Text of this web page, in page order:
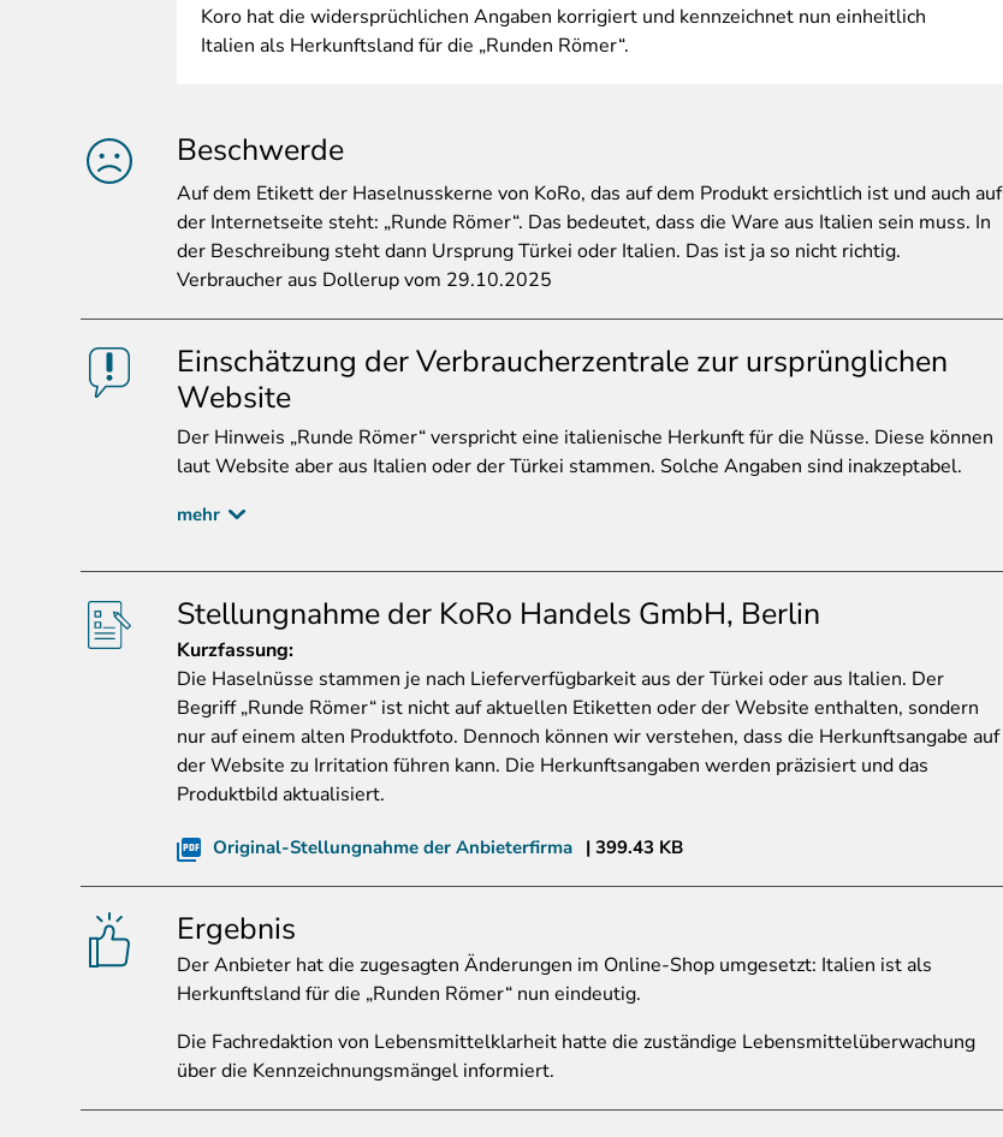
Koro hat die widersprüchlichen Angaben korrigiert und kennzeichnet nun einheitlich
Italien als Herkunftsland für die „Runden Römer“.
Beschwerde
Aufdem Etikett der Haselnusskerne von KoRo, das auf dem Produkt ersichtlich ist und auch auf
der Internetseite steht: „Runde Römer“. Das bedeutet, dass die Ware aus Italien sein muss. In
der Beschreibung steht dann Ursprung Türkei oder Italien. Das ist ja so nicht richtig.
Verbraucher aus Dollerup vom 29.10.2025
Einschätzung der Verbraucherzentrale zur ursprünglichen
Website
Der Hinweis „Runde Römer“ verspricht eine italienische Herkunft für die Nüsse. Diese können
laut Website aber aus Italien oder der Türkei stammen. Solche Angaben sind inakzeptabel.
mehr
Stellungnahme der KoRo Handels GmbH, Berlin
Kurzfassung:
Die Haselnüsse stammen je nach Lieferverfügbarkeit aus der Türkei oder aus Italien. Der
Begriff „Runde Römer“ ist nicht auf aktuellen Etiketten oder der Website enthalten, sondern
nur auf einem alten Produktfoto. Dennoch können wir verstehen, dass die Herkunftsangabe auf
der Website zu Irritation führen kann. Die Herkunftsangaben werden präzisiert und das
Produktbild aktualisiert.
Original-Stellungnahme der Anbieterfirma 399.43 KB
Ergebnis
DerAnbieter hat die zugesagten Änderungen im Online-Shop umgesetzt: Italien ist als
Herkunftsland für die „Runden Römer“ nun eindeutig.
Die Fachredaktion von Lebensmittelklarheit hatte die zuständige Lebensmittelüberwachung
über die Kennzeichnungsmängel informiert.